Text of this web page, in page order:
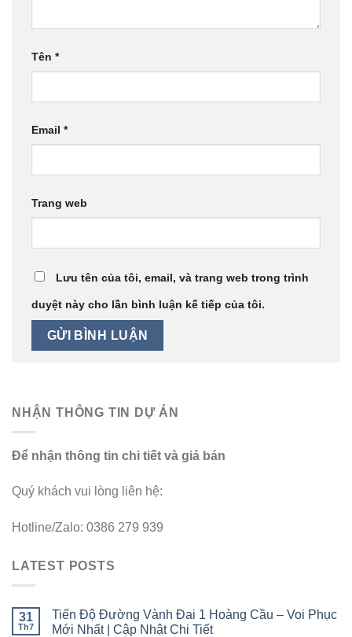
Tên *
Email *
Trang web
Lưu tên của tôi, email, và trang web trong trình
duyệt này cho lần bình luận kế tiếp của tôi.
NHẬN THÔNG TIN DỰ ÁN
Để nhận thông tin chi tiết và giá bán
Quý khách vui lòng liên hệ:
Hotline/Zalo: 0386 279 939
LATEST POSTS
31
Th7
Tiến Độ Đường Vành Đai 1 Hoàng Cầu – Voi Phục
Mới Nhất | Cập Nhật Chi Tiết